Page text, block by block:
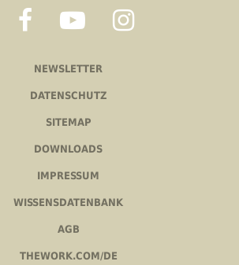
NEWSLETTER
DATENSCHUTZ
SITEMAP
DOWNLOADS
IMPRESSUM
WISSENSDATENBANK
AGB
THEWORK.COM/DE